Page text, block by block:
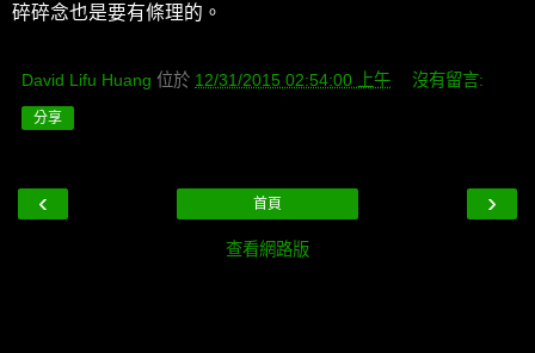
碎碎念也是要有條理的。
David Lifu Huang 位於 12/31/2015 02:54:00 上午 沒有留言:
分享
‹ ›
首頁
查看網路版